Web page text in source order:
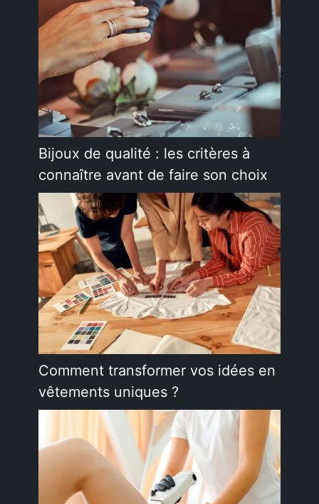
Bijoux de qualité : les critères à
connaître avant de faire son choix
Comment transformer vos idées en
vêtements uniques ?